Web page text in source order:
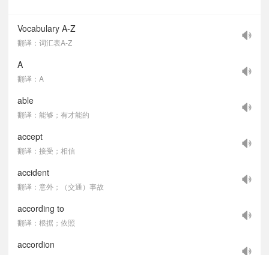
Vocabulary A-Z
翻译：词汇表A-Z
A
翻译：A
able
翻译：能够；有才能的
accept
翻译：接受；相信
accident
翻译：意外；（交通）事故
according to
翻译：根据；依照
accordion